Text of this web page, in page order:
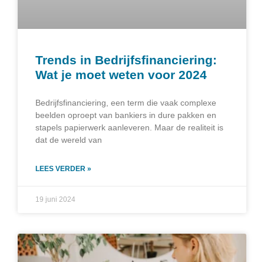
Trends in Bedrijfsfinanciering:
Wat je moet weten voor 2024
Bedrijfsfinanciering, een term die vaak complexe
beelden oproept van bankiers in dure pakken en
stapels papierwerk aanleveren. Maar de realiteit is
dat de wereld van
LEES VERDER »
19 juni 2024